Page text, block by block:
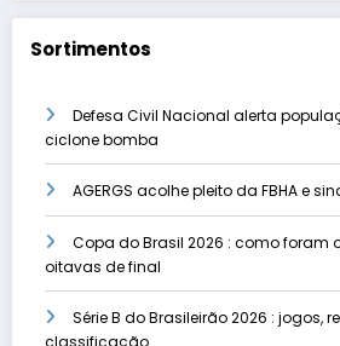
Sortimentos
Defesa Civil Nacional alerta
ciclone bomba
AGERGS acolhe pleito da FBHA e
Copa do Brasil 2026 : como foram
oitavas de final
Série B do Brasileirão 2026 : jogos,